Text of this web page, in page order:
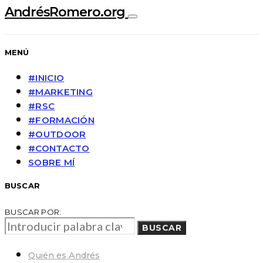
AndrésRomero.org
MENÚ
#INICIO
#MARKETING
#RSC
#FORMACIÓN
#OUTDOOR
#CONTACTO
SOBRE MÍ
BUSCAR
BUSCAR POR:
BUSCAR
Quién es Andrés